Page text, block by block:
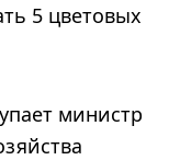
5 цветовых
министр